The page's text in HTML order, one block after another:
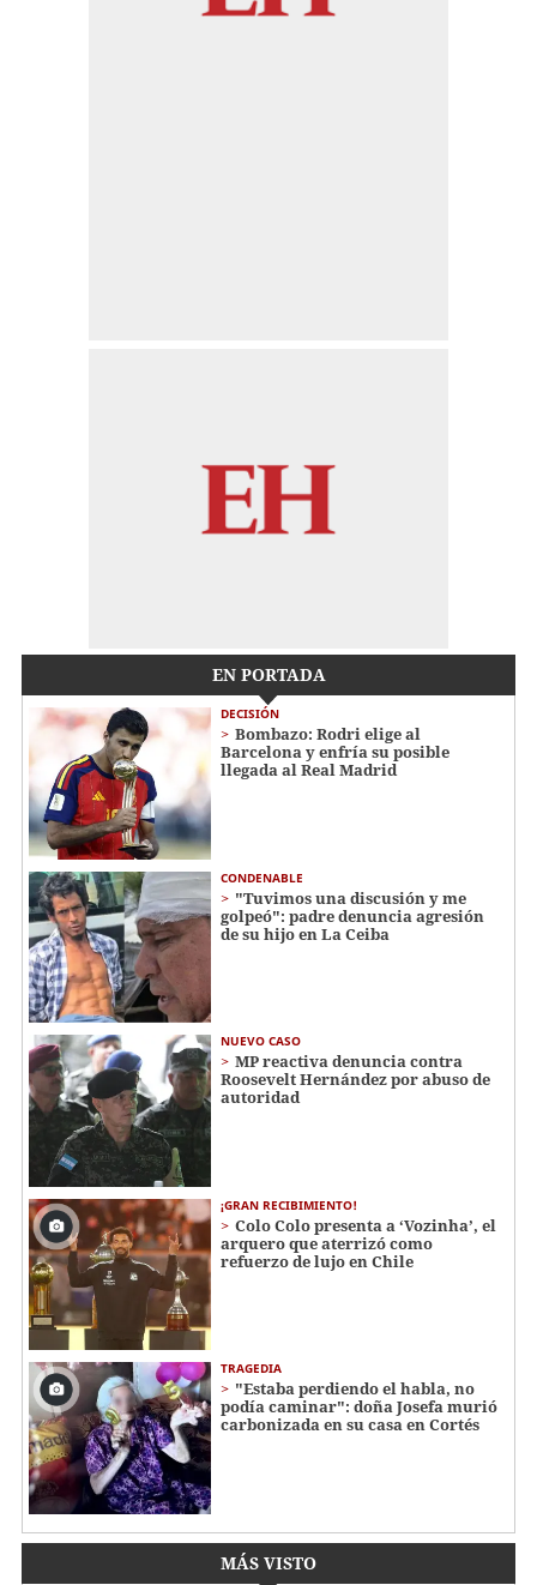
EN PORTADA
DECISIÓN
Bombazo: Rodri elige al
Barcelona y enfría su posible
llegada al Real Madrid
CONDENABLE
"Tuvimos una discusión y me
golpeó": padre denuncia agresión
de su hijo en La Ceiba
NUEVO CASO
MP reactiva denuncia contra
Roosevelt Hernández por abuso de
autoridad
¡GRAN RECIBIMIENTO!
Colo Colo presenta a ‘Vozinha’, el
arquero que aterrizó como
refuerzo de lujo en Chile
TRAGEDIA
"Estaba perdiendo el habla, no
podía caminar": doña Josefa murió
carbonizada en su casa en Cortés
MÁS VISTO